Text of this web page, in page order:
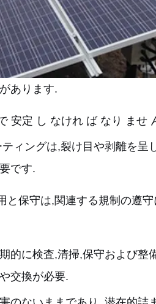
あります.
安定 し なけれ ば なり ませ
ィングは,裂け目や剥離を呈
です.
保守は,関連する規制の遵
的に検査,清掃,保守および整
交換が必要.